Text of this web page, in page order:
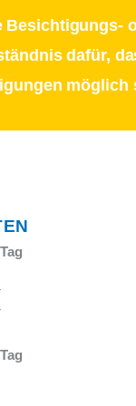
Besichtigungs-
dafür,
möglich